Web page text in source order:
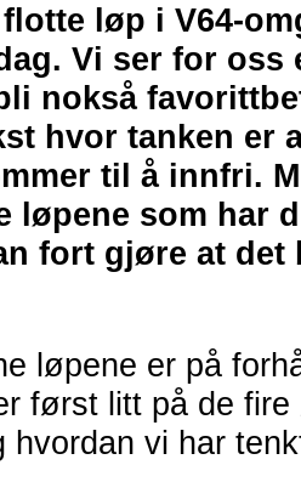
løp i V64-
Vi ser for oss
nokså
hvor tanken er
til å innfri.
løpene som har
fort gjøre at det
løpene er på
først litt på de fire
hvordan vi har